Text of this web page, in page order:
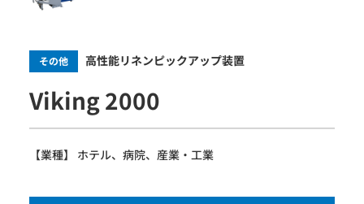
その他 高性能リネンピックアップ装置
Viking 2000
【業種】 ホテル、病院、産業・工業